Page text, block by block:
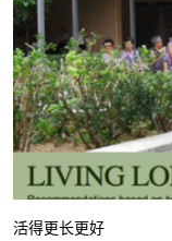
活得更长更好